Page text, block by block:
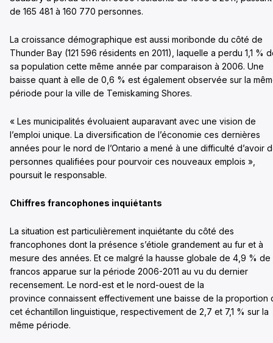
de 165 481 à 160 770 personnes.
La croissance démographique est aussi moribonde du côté de
Thunder Bay (121 596 résidents en 2011), laquelle a perdu 1,1 %
sa population cette même année par comparaison à 2006. Une
baisse quant à elle de 0,6 % est également observée sur la
période pour la ville de Temiskaming Shores.
« Les municipalités évoluaient auparavant avec une vision de
l’emploi unique. La diversification de l’économie ces dernières
années pour le nord de l’Ontario a mené à une difficulté d’avoir
personnes qualifiées pour pourvoir ces nouveaux emplois »,
poursuit le responsable.
Chiffres francophones inquiétants
La situation est particulièrement inquiétante du côté des
francophones dont la présence s’étiole grandement au fur et à
mesure des années. Et ce malgré la hausse globale de 4,9 % de
francos apparue sur la période 2006-2011 au vu du dernier
recensement. Le nord-est et le nord-ouest de la
province connaissent effectivement une baisse de la proportion
cet échantillon linguistique, respectivement de 2,7 et 7,1 % sur la
même période.